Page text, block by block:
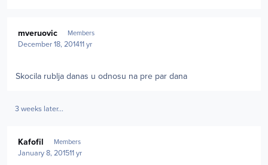
mveruovic Members
December 18, 201411 yr
Skocila rublja danas u odnosu na pre par dana
3 weeks later...
Kafofil Members
January 8, 201511 yr